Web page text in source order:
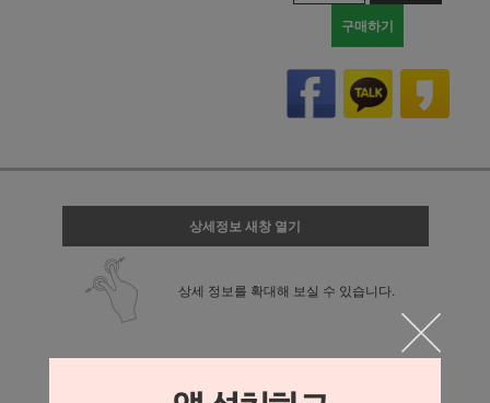
구매하기
상세정보 새창 열기
상세 정보를 확대해 보실 수 있습니다.